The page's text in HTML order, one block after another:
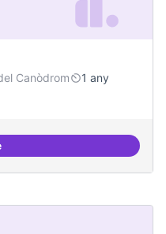
Canòdrom
1 any
Obertes